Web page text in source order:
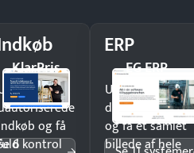
KlarPris
og få
kontrol
6
ERP
EG ERP
Undgå
og få ét samlet
billede af hele